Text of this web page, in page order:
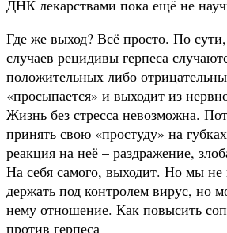
ДНК лекарствами пока ещё не
Где же выход? Всё просто. По
случаев рецидивы герпеса
положительных либо
«просыпается» и выходит из
Жизнь без стресса невозможна.
принять свою «простуду» на
реакция на неё – раздражение,
На себя самого, выходит. Но мы не
держать под контролем вирус, но
нему отношение. Как повысить
против герпеса